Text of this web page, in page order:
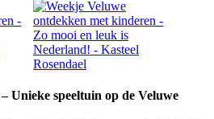
Unieke speeltuin op de Veluwe